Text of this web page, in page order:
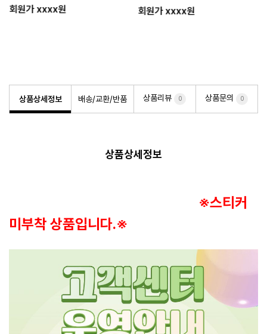
회원가 xxxx원 회원가 xxxx원
상품상세정보 배송/교환/반품 상품리뷰 0 상품문의 0
상품상세정보
※스티커
미부착 상품입니다.※